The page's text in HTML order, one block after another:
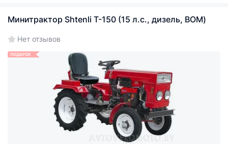
Минитрактор Shtenli T-150 (15 л.с., дизель, ВОМ)
Нет отзывов
ПОДАРОК